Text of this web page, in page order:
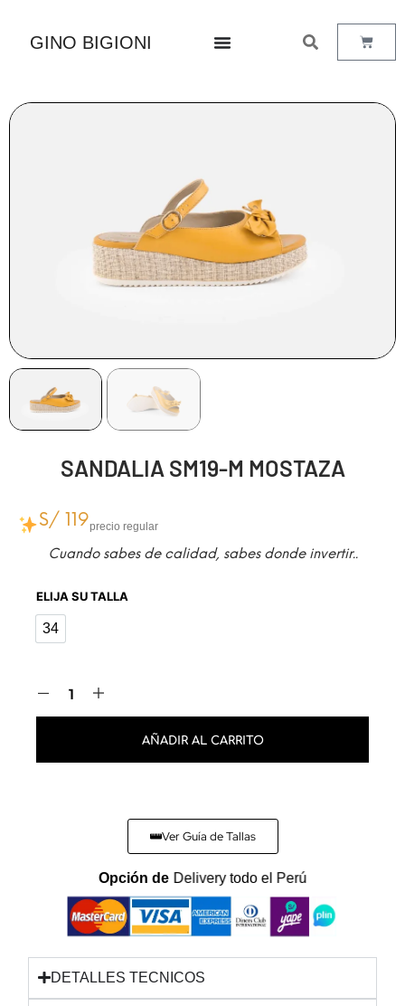
GINO BIGIONI
SANDALIA SM19-M MOSTAZA
S/ 119precio regular
Cuando sabes de calidad, sabes donde invertir..
ELIJA SU TALLA
34
34
AÑADIR AL CARRITO
Ver Guía de Tallas
Opción de Delivery todo el Perú
DETALLES TECNICOS